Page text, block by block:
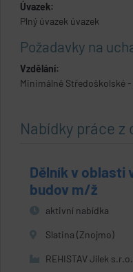
Úvazek:
Plný úvazek úvazek
Požadavky na
Vzdělání:
Minimálně Středoškolské
Nabídky práce z
Dělník v oblasti
budov m/ž
aktivní nabídka
Slatina (Znojmo)
REHISTAV Jílek s.r.o.